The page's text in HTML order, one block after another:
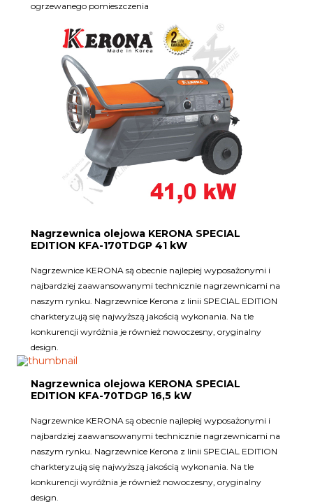
ogrzewanego pomieszczenia
Nagrzewnica olejowa KERONA SPECIAL
EDITION KFA-170TDGP 41 kW
Nagrzewnice KERONA są obecnie najlepiej wyposażonymi i
najbardziej zaawansowanymi technicznie nagrzewnicami na
naszym rynku. Nagrzewnice Kerona z linii SPECIAL EDITION
charkteryzują się najwyższą jakością wykonania. Na tle
konkurencji wyróżnia je również nowoczesny, oryginalny
design.
Nagrzewnica olejowa KERONA SPECIAL
EDITION KFA-70TDGP 16,5 kW
Nagrzewnice KERONA są obecnie najlepiej wyposażonymi i
najbardziej zaawansowanymi technicznie nagrzewnicami na
naszym rynku. Nagrzewnice Kerona z linii SPECIAL EDITION
charkteryzują się najwyższą jakością wykonania. Na tle
konkurencji wyróżnia je również nowoczesny, oryginalny
design.